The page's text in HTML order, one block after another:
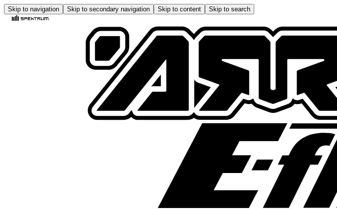
Skip to navigation Skip to secondary navigation Skip to content Skip to search